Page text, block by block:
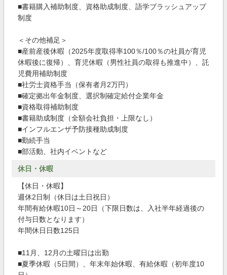
■書籍購入補助制度、資格助成制度、語学ブラッシュアップ
制度
＜その他補足＞
■産前産後休暇（2025年度取得率100％/100％の社員が育児
休暇後に復帰）、育児休暇（男性社員の取得も推進中）、託
児費用補助制度
■社労士資格手当（保有者月2万円）
■確定拠出年金制度、選択制確定給付企業年金
■資格取得補助制度
■書籍助成制度（全額会社負担・上限なし）
■インフルエンザ予防接種助成制度
■勤続手当
■部活動、社内イベントなど
休日・休暇
【休日・休暇】
週休2日制（休日は土日祝日）
年間有給休暇10日～20日（下限日数は、入社半年経過後の
付与日数となります）
年間休日日数125日
■11月、12月の土曜日は出勤
■夏季休暇（5日間）、年末年始休暇、有給休暇（初年度10